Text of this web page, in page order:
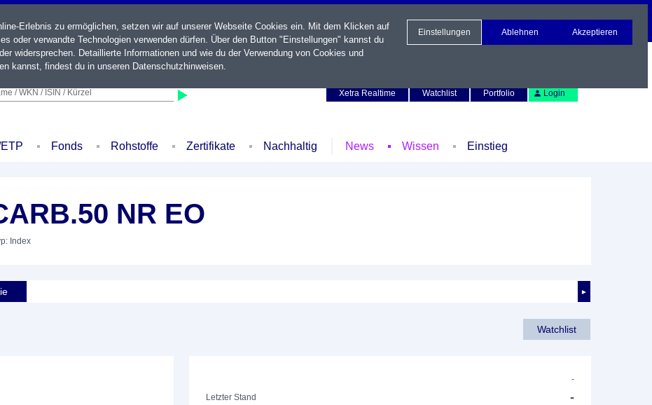
/ WKN / ISIN / Kürzel
Xetra Realtime
Watchlist Portfolio Login
Fonds Rohstoffe Zertifikate Nachhaltig News Wissen Einstieg
NR EO
Index
►
Watchlist
-
Letzter Stand
-
Erlebnis zu ermöglichen, setzen wir auf unserer Webseite Cookies ein. Mit dem Klicken auf
oder verwandte Technologien verwenden dürfen. Über den Button "Einstellungen" kannst du
widersprechen. Detaillierte Informationen und wie du der Verwendung von Cookies und
kannst, findest du in unseren Datenschutzhinweisen.
Einstellungen Ablehnen Akzeptieren